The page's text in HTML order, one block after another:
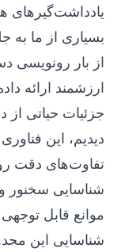
بسیاری از ما به
از بار رونویسی
ارزشمند ارائه
جزئیات حیاتی
دیدیم، این
تفاوت‌های دقت
شناسایی سخنور
موانع قابل توجهی
شناسایی این